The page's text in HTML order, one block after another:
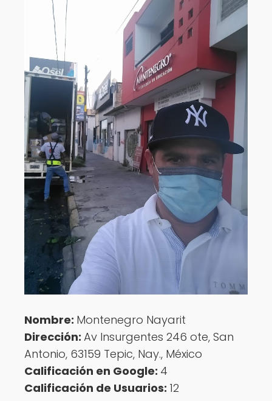
Nombre: Montenegro Nayarit
Dirección: Av Insurgentes 246 ote, San
Antonio, 63159 Tepic, Nay., México
Calificación en Google: 4
Calificación de Usuarios: 12